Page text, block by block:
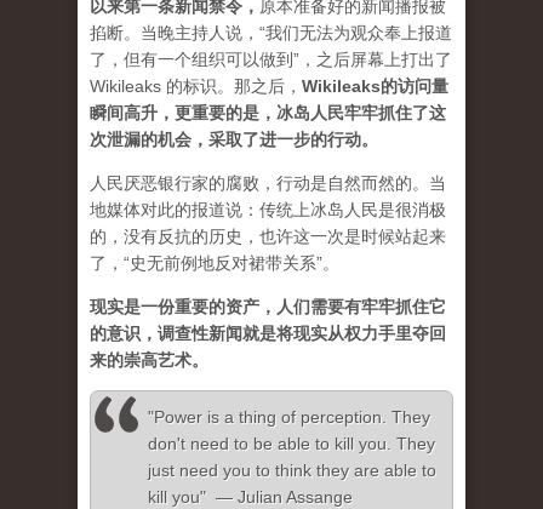
以来第一条新闻禁令 ， 原本准备好的新闻播报被
掐断。当晚主持人说，“我们无法为观众奉上报道
了，但有一个组织可以做到”，之后屏幕上打出了
Wikileaks 的标识。那之后， Wikileaks的访问量
瞬间高升，更重要的是，冰岛人民牢牢抓住了这
次泄漏的机会，采取了进一步的行动。
人民厌恶银行家的腐败，行动是自然而然的。当
地媒体对此的报道说：传统上冰岛人民是很消极
的，没有反抗的历史，也许这一次是时候站起来
了，“史无前例地反对裙带关系”。
现实是一份重要的资产，人们需要有牢牢抓住它
的意识，调查性新闻就是将现实从权力手里夺回
来的崇高艺术。
"Power is a thing of perception. They
don't need to be able to kill you. They
just need you to think they are able to
kill you" — Julian Assange